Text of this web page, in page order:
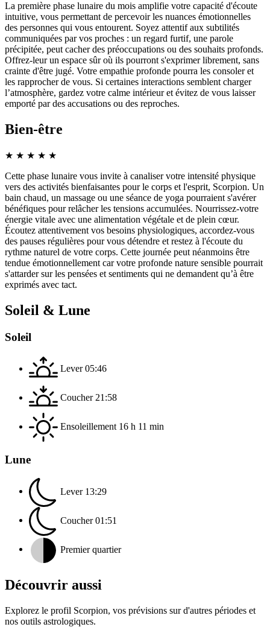
La première phase lunaire du mois amplifie votre capacité d'écoute
intuitive, vous permettant de percevoir les nuances émotionnelles
des personnes qui vous entourent. Soyez attentif aux subtilités
communiquées par vos proches : un regard furtif, une parole
précipitée, peut cacher des préoccupations ou des souhaits profonds.
Offrez-leur un espace sûr où ils pourront s'exprimer librement, sans
crainte d'être jugé. Votre empathie profonde pourra les consoler et
les rapprocher de vous. Si certaines interactions semblent charger
l’atmosphère, gardez votre calme intérieur et évitez de vous laisser
emporté par des accusations ou des reproches.
Bien-être
★ ★ ★ ★ ★
Cette phase lunaire vous invite à canaliser votre intensité physique
vers des activités bienfaisantes pour le corps et l'esprit, Scorpion. Un
bain chaud, un massage ou une séance de yoga pourraient s'avérer
bénéfiques pour relâcher les tensions accumulées. Nourrissez-votre
énergie vitale avec une alimentation végétale et de plein cœur.
Écoutez attentivement vos besoins physiologiques, accordez-vous
des pauses régulières pour vous détendre et restez à l'écoute du
rythme naturel de votre corps. Cette journée peut néanmoins être
tendue émotionnellement car votre profonde nature sensible pourrait
s'attarder sur les pensées et sentiments qui ne demandent qu’à être
exprimés avec tact.
Soleil & Lune
Soleil
Lever 05:46
Coucher 21:58
Ensoleillement 16 h 11 min
Lune
Lever 13:29
Coucher 01:51
Premier quartier
Découvrir aussi
Explorez le profil Scorpion, vos prévisions sur d'autres périodes et
nos outils astrologiques.